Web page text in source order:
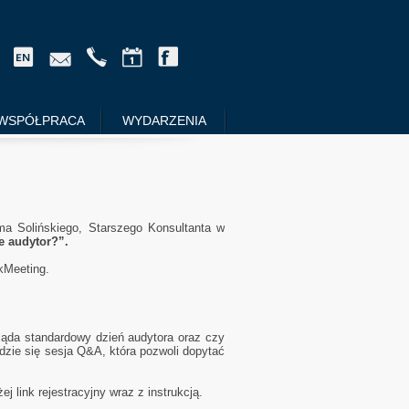
WYDARZENIA
Solińskiego, Starszego Konsultanta w
audytor?”.
standardowy dzień audytora oraz czy
się sesja Q&A, która pozwoli dopytać
link rejestracyjny wraz z instrukcją.